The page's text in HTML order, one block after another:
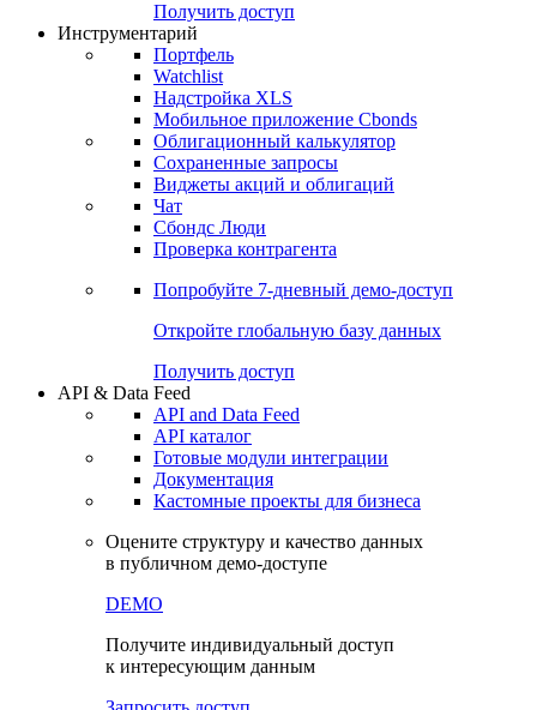
Получить доступ
Инструментарий
Портфель
Watchlist
Надстройка XLS
Мобильное приложение Cbonds
Облигационный калькулятор
Сохраненные запросы
Виджеты акций и облигаций
Чат
Сбондс Люди
Проверка контрагента
Попробуйте 7-дневный демо-доступ
Откройте глобальную базу данных
Получить доступ
API & Data Feed
API and Data Feed
API каталог
Готовые модули интеграции
Документация
Кастомные проекты для бизнеса
Оцените структуру и качество данных
в публичном демо-доступе
DEMO
Получите индивидуальный доступ
к интересующим данным